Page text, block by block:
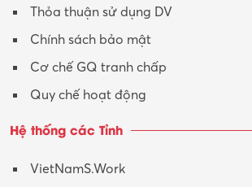
Y tế-Dược
Thỏa thuận sử dụng DV
Chính sách bảo mật
Cơ chế GQ tranh chấp
Quy chế hoạt động
Hệ thống các Tỉnh
VietNamS.Work